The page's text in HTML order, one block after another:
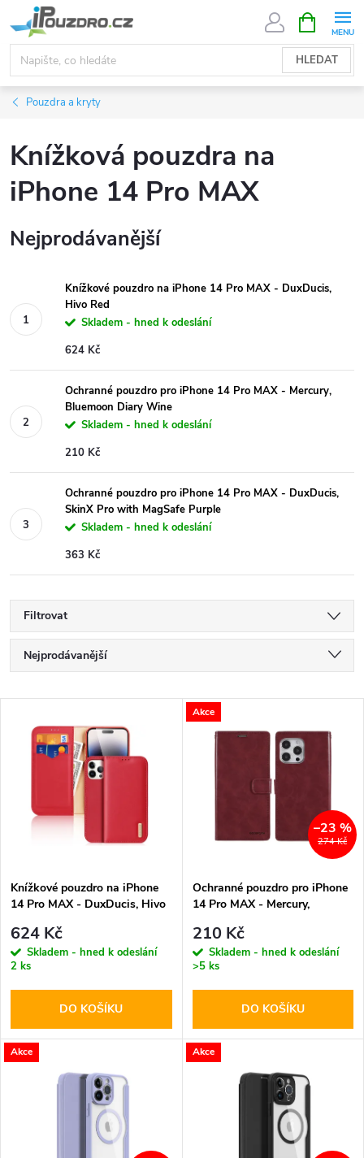
na
obsah
HLEDAT
NÁKUPNÍ
KOŠÍK
Pouzdra a kryty
Knížková pouzdra na
iPhone 14 Pro MAX
Nejprodávanější
Knížkové pouzdro na iPhone 14 Pro MAX - DuxDucis,
Hivo Red
Skladem - hned k odeslání
624 Kč
Ochranné pouzdro pro iPhone 14 Pro MAX - Mercury,
Bluemoon Diary Wine
Skladem - hned k odeslání
210 Kč
Ochranné pouzdro pro iPhone 14 Pro MAX - DuxDucis,
SkinX Pro with MagSafe Purple
Skladem - hned k odeslání
363 Kč
Filtrovat
Ř
a
p
r
o
d
u
Nejprodávanější
Abecedně
s
p
r
o
d
Knížkové pouzdro na iPhone
14 Pro MAX - DuxDucis, Hivo
624 Kč
Skladem - hned k odeslání
2 ks
DO KOŠÍKU
Akce
274 Kč
–23 %
Ochranné pouzdro pro iPhone
14 Pro MAX - Mercury,
210 Kč
Skladem - hned k odeslání
>5 ks
DO KOŠÍKU
Akce Akce